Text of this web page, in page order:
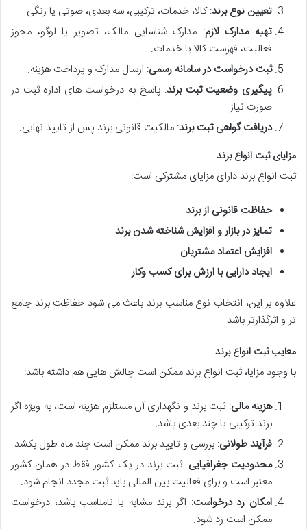
تعیین نوع برند: کالا، خدمات، ترکیبی، سه بعدی، صوتی یا رنگی.
تهیه مدارک لازم: مدارک شناسایی مالک، تصویر یا لوگو، مجوز
فعالیت، فهرست کالا یا خدمات.
ثبت درخواست در سامانه رسمی: ارسال مدارک و پرداخت هزینه.
پیگیری وضعیت ثبت برند: پاسخ به درخواست های اداره ثبت در
صورت نیاز.
دریافت گواهی ثبت برند: مالکیت قانونی برند پس از تایید نهایی.
مزایای ثبت انواع برند
ثبت انواع برند دارای مزایای مشترکی است:
حفاظت قانونی از برند
تمایز در بازار و افزایش شناخته شدن برند
افزایش اعتماد مشتریان
ایجاد دارایی با ارزش برای کسب وکار
علاوه بر این، انتخاب نوع مناسب برند باعث می شود حفاظت برند جامع
تر و اثرگذارتر باشد.
معایب ثبت انواع برند
با وجود مزایا، ثبت انواع برند ممکن است چالش هایی هم داشته باشد:
هزینه مالی: ثبت برند و نگهداری آن مستلزم هزینه است، به ویژه اگر
برند ترکیبی یا چند بعدی باشد.
فرآیند طولانی: بررسی و تایید برند ممکن است چند ماه طول بکشد.
محدودیت جغرافیایی: ثبت برند در یک کشور فقط در همان کشور
معتبر است و برای فعالیت بین المللی باید ثبت مجدد انجام شود.
امکان رد درخواست: اگر برند مشابه یا نامناسب باشد، درخواست
ممکن است رد شود.